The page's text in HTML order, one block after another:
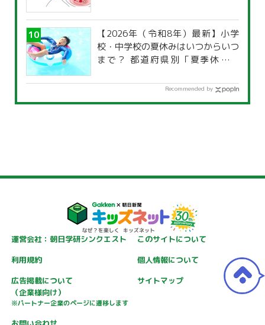
【2026年（令和8年）最新】小学
校・中学校の夏休みはいつからいつ
まで？ 都道府県別「夏季休暇一
Recommended by
運営会社：朝日学研シンクエスト
このサイトについて
利用規約
個人情報について
広告掲載について
（企業様向け）
※パートナー企業のページに遷移します
サイトマップ